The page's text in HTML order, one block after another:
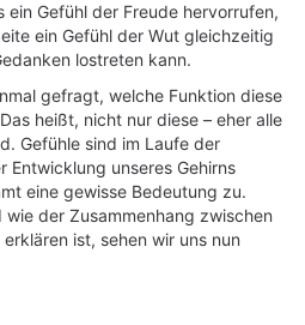
ein Gefühl der Freude hervorrufen,
ein Gefühl der Wut gleichzeitig
lostreten kann.
gefragt, welche Funktion diese
heißt, nicht nur diese – eher alle
Gefühle sind im Laufe der
Entwicklung unseres Gehirns
eine gewisse Bedeutung zu.
der Zusammenhang zwischen
ist, sehen wir uns nun